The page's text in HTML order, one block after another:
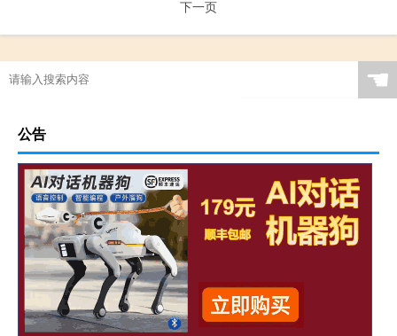
下一页
☚
公告